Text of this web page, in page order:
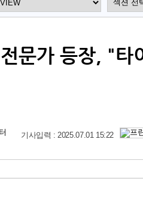
문가 등장, "타
기사입력 : 2025.07.01 15:22